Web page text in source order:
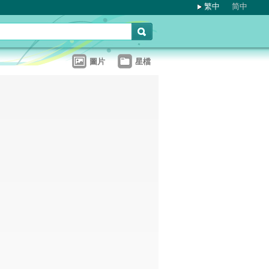
繁中 简中
圖片 星檔